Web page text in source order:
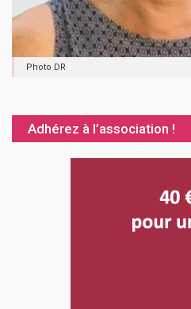
Photo DR
Adhérez à l’association !